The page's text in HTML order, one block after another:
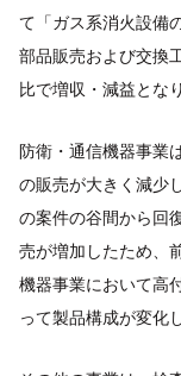
て「ガス系消火設備
部品販売および交換
比で増収・減益とな
防衛・通信機器事業
の販売が大きく減少
の案件の谷間から回
売が増加したため、
機器事業において高
って製品構成が変化